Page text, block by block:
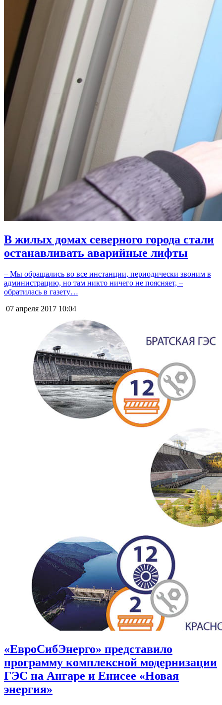
В жилых домах северного города стали
останавливать аварийные лифты
– Мы обращались во все инстанции, периодически звоним в
администрацию, но там никто ничего не поясняет, –
обратилась в газету…
07 апреля 2017 10:04
«ЕвроСибЭнерго» представило
программу комплексной модернизации
ГЭС на Ангаре и Енисее «Новая
энергия»